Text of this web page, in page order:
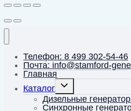
Телефон: 8 499 302-54-46
Почта: info@stamford-
Главная
Каталог
Переключить
меню
Дизельные
Синхронные